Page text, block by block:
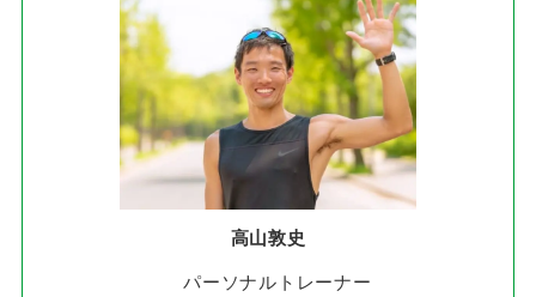
高山敦史
パーソナルトレーナー